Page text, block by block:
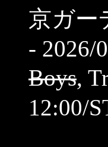
京ガー
- 2026/
Boys,
12:00/